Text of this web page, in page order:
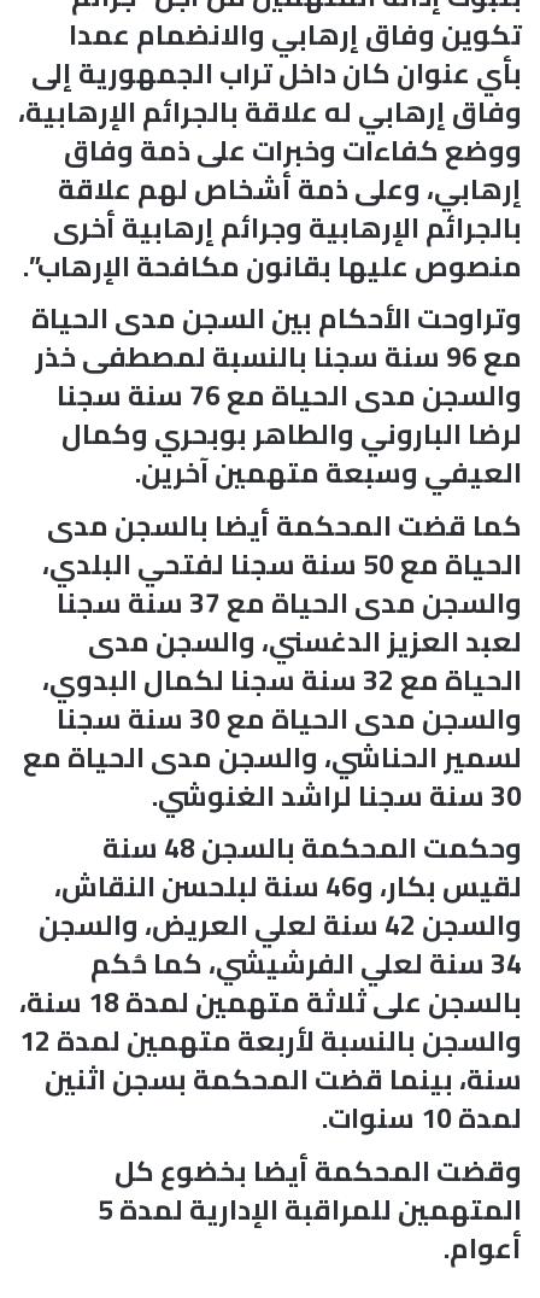
تكوين وفاق إرهابي والانضمام عمدا
بأي عنوان كان داخل تراب الجمهورية إلى
وفاق إرهابي له علاقة بالجرائم الإرهابية،
ووضع كفاءات وخبرات على ذمة وفاق
إرهابي، وعلى ذمة أشخاص لهم علاقة
بالجرائم الإرهابية وجرائم إرهابية أخرى
منصوص عليها بقانون مكافحة الإرهاب”.
وتراوحت الأحكام بين السجن مدى الحياة
مع 96 سنة سجنا بالنسبة لمصطفى خذر
والسجن مدى الحياة مع 76 سنة سجنا
لرضا الباروني والطاهر بوبحري وكمال
العيفي وسبعة متهمين آخرين.
كما قضت المحكمة أيضا بالسجن مدى
الحياة مع 50 سنة سجنا لفتحي البلدي،
والسجن مدى الحياة مع 37 سنة سجنا
لعبد العزيز الدغسني، والسجن مدى
الحياة مع 32 سنة سجنا لكمال البدوي،
والسجن مدى الحياة مع 30 سنة سجنا
لسمير الحناشي، والسجن مدى الحياة مع
30 سنة سجنا لراشد الغنوشي.
وحكمت المحكمة بالسجن 48 سنة
لقيس بكار، و46 سنة لبلحسن النقاش،
والسجن 42 سنة لعلي العريض، والسجن
34 سنة لعلي الفرشيشي، كما حُكم
بالسجن على ثلاثة متهمين لمدة 18 سنة،
والسجن بالنسبة لأربعة متهمين لمدة 12
سنة، بينما قضت المحكمة بسجن اثنين
لمدة 10 سنوات.
وقضت المحكمة أيضا بخضوع كل
المتهمين للمراقبة الإدارية لمدة 5
أعوام.